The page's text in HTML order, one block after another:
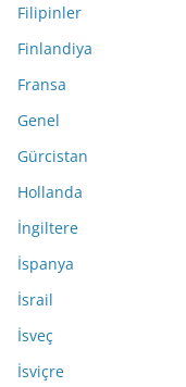
Filipinler
Finlandiya
Fransa
Genel
Gürcistan
Hollanda
İngiltere
İspanya
İsrail
İsveç
İsviçre